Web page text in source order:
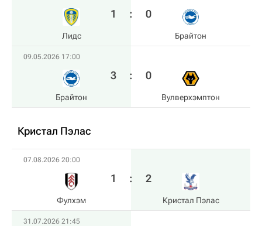
Лидс
1 : 0
Брайтон
09.05.2026 17:00
Брайтон
3 : 0
Вулверхэмптон
Кристал Пэлас
07.08.2026 20:00
Фулхэм
1 : 2
Кристал Пэлас
31.07.2026 21:45